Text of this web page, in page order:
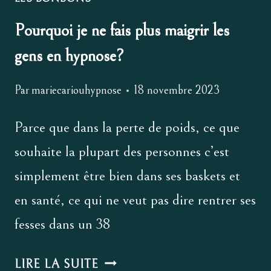
Pourquoi je ne fais plus maigrir les
gens en hypnose?
Parmariecariouhypnose 18 novembre 2023
Parce que dans la perte de poids, ce que
souhaite la plupart des personnes c’est
simplement être bien dans ses baskets et
en santé, ce qui ne veut pas dire rentrer ses
fesses dans un 38
LIRE LA SUITE POURQUOI